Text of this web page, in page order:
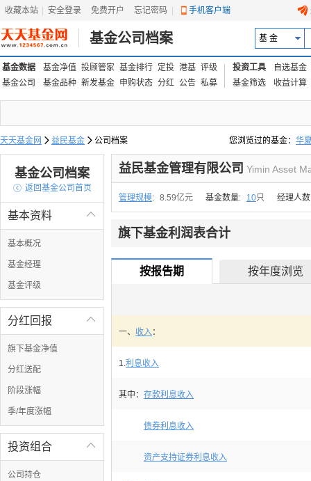
收藏本站 安全登录 免费开户 忘记密码 手机客户端
基金公司档案 基 金
基金数据 基金净值 投顾管家 基金排行 定投 港基 评级
基金公司
基金品种 新发基金 申购状态 分红 公告 私募
投资工具
自选基金
基金筛选
收益计算
天天基金网  益民基金  公司档案 您浏览过的基金： 华
易方达上证中盘ETF联
基金公司档案
 返回基金公司首页

基本资料
基本概况
基金经理
基金评级

分红回报
旗下基金净值
分红送配
阶段涨幅
季/年度涨幅

投资组合
公司持仓
益民基金管理有限公司 Yimin Asset
管理规模: 8.59亿元 基金数量: 10只 经理人
旗下基金利润表合计
按报告期 按年度浏览
一、 收入：
1.利息收入
其中： 存款利息收入
债券利息收入
资产支持证券利息收入